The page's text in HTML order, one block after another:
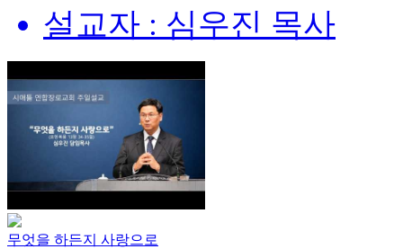
설교자 : 심우진 목사
무엇을 하든지 사랑으로